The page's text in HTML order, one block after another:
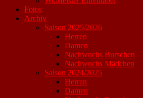
Fotos
Archiv
Saison 2025/2026
Herren
Damen
Nachwuchs Burschen
Nachwuchs Mädchen
Saison 2024/2025
Herren
Damen